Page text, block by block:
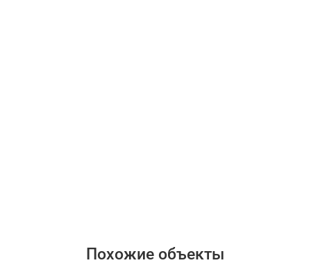
Похожие объекты